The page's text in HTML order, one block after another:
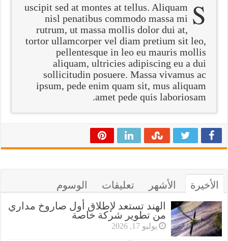
S
uscipit sed at montes at tellus. Aliquam
nisl penatibus commodo massa mi
rutrum, ut massa mollis dolor dui at,
tortor ullamcorper vel diam pretium sit leo,
pellentesque in leo eu mauris mollis
aliquam, ultricies adipiscing eu a dui
sollicitudin posuere. Massa vivamus ac
ipsum, pede enim quam sit, mus aliquam
amet pede quis laboriosam.
الأخيرة الأشهر تعليقات
الوسوم
الهند تستعد لإطلاق أول صاروخ مداري
من تطوير شركة خاصة
يوليو 17, 2026